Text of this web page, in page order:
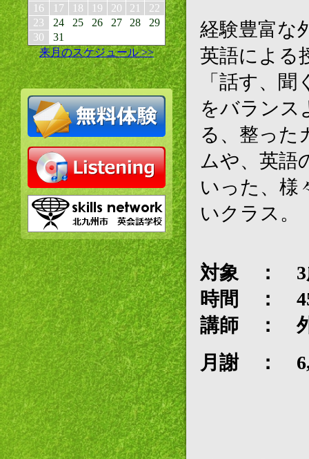
16
17 18 19 20 21
22
23
24 25 26 27 28
29
30
31
来月のスケジュール >>
経験豊富な
英語による
「話す、
をバランス
る、整った
ムや、英語
いった、様
いクラス。
対象 ： 3
時間 ：
講師 ：
月謝 ：